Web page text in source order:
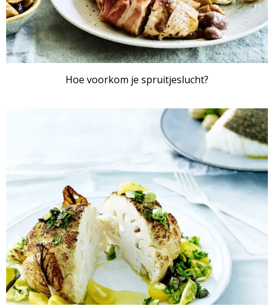
Hoe voorkom je spruitjeslucht?
ARTIKEL